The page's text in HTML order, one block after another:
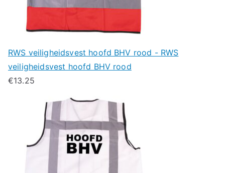
RWS veiligheidsvest hoofd BHV rood - RWS
veiligheidsvest hoofd BHV rood
€13.25